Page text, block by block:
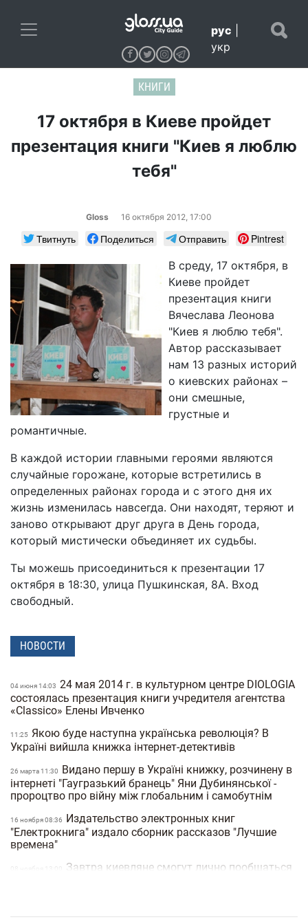
рус
укр
КНИГИ
17 октября в Киеве пройдет
презентация книги "Киев я люблю
тебя"
Gloss 16 октября 2012, 17:00
Твитнуть Поделиться Отправить
Pintrest
В среду, 17 октября, в
Киеве пройдет
презентация книги
Вячеслава Леонова
"Киев я люблю тебя".
Автор рассказывает
нам 13 разных историй
о киевских районах –
они смешные,
грустные и
романтичные.
В каждой истории главными героями являются
случайные горожане, которые встретились в
определенных районах города и с этого дня их
жизнь изменилась навсегда. Они находят, теряют и
заново открывают друг друга в День города,
который мистически объединяет их судьбы.
Ты можешь присоединиться к презентации 17
октября в 18:30, улица Пушкинская, 8А. Вход
свободный.
НОВОСТИ
04 июня 14:03 24 мая 2014 г. в культурном центре DIOLOGIA
состоялась презентация книги учредителя агентства
«Classico» Елены Ивченко
11:25 Якою буде наступна українська революція? В
Україні вийшла книжка інтернет-детективів
26 марта 11:30
Видано першу в Україні книжку, розчинену в
інтернеті "Гаугразький бранець" Яни Дубинянської -
пророцтво про війну між глобальним і самобутнім
16 ноября 08:36
Издательство электронных книг
"Електрокнига" издало сборник рассказов "Лучшие
времена"
Завтра киевляне смогут лично пообщаться
новую книгу о кофе